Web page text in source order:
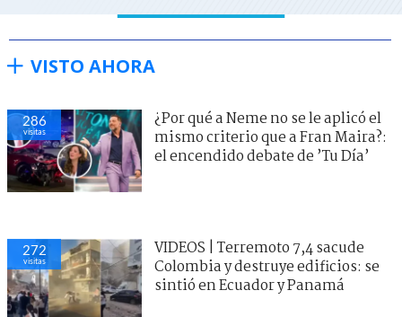
VISTO AHORA
286
visitas
¿Por qué a Neme no se le aplicó el
mismo criterio que a Fran Maira?:
el encendido debate de ’Tu Día’
272
visitas
VIDEOS | Terremoto 7,4 sacude
Colombia y destruye edificios: se
sintió en Ecuador y Panamá